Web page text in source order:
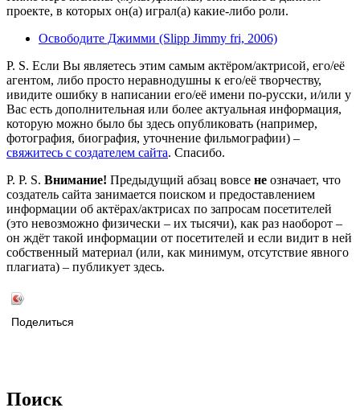
проекте, в которых он(а) играл(а) какие-либо роли.
Освободите Джимми (Slipp Jimmy fri, 2006)
P. S. Если Вы являетесь этим самым актёром/актрисой, его/её
агентом, либо просто неравнодушны к его/её творчеству,
ивидите ошибку в написании его/её имени по-русски, и/или у
Вас есть дополнительная или более актуальная информация,
которую можно было бы здесь опубликовать (например,
фотография, биография, уточнение фильмографии) –
свяжитесь с создателем сайта. Спасибо.
P. P. S. Внимание! Предыдущий абзац вовсе не означает, что
создатель сайта занимается поиском и предоставлением
информации об актёрах/актрисах по запросам посетителей
(это невозможно физически – их тысячи), как раз наоборот –
он ждёт такой информации от посетителей и если видит в ней
собственный материал (или, как минимум, отсутствие явного
плагиата) – публикует здесь.
Поделиться
Поиск